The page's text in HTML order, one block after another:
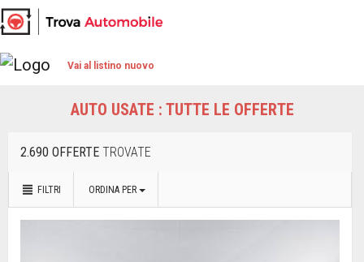
Vai al listino nuovo
AUTO USATE : TUTTE LE OFFERTE
2.690 OFFERTE TROVATE
FILTRI ORDINA PER